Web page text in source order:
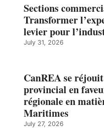
Sections
Transformer
levier pour
July 31, 2026
CanREA se
provincial en
régionale en
Maritimes
July 27, 2026